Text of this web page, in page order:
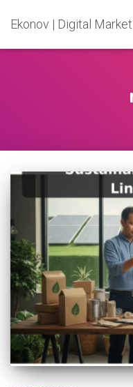
Ekonov | Digital